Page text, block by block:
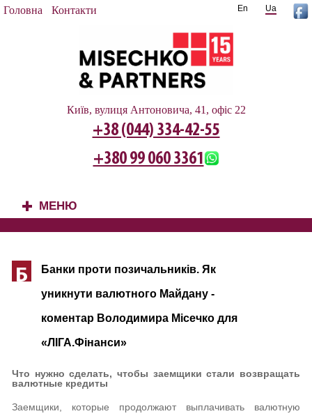
Головна Контакти Ua
En
Київ, вулиця Антоновича, 41, офіс 22
+38 (044) 334-42-55
+380 99 060 3361
+ МЕНЮ
Б Банки проти позичальників. Як
уникнути валютного Майдану -
коментар Володимира Місечко для
«ЛІГА.Фінанси»
Что нужно сделать, чтобы заемщики стали возвращать
валютные кредиты
Заемщики, которые продолжают выплачивать валютную